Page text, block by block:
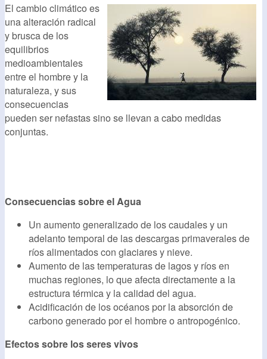
El cambio climático es
una alteración radical
y brusca de los
equilibrios
medioambientales
entre el hombre y la
naturaleza, y sus
consecuencias
pueden ser nefastas sino se llevan a cabo medidas
conjuntas.
Consecuencias sobre el Agua
Un aumento generalizado de los caudales y un
adelanto temporal de las descargas primaverales de
ríos alimentados con glaciares y nieve.
Aumento de las temperaturas de lagos y ríos en
muchas regiones, lo que afecta directamente a la
estructura térmica y la calidad del agua.
Acidificación de los océanos por la absorción de
carbono generado por el hombre o antropogénico.
Efectos sobre los seres vivos